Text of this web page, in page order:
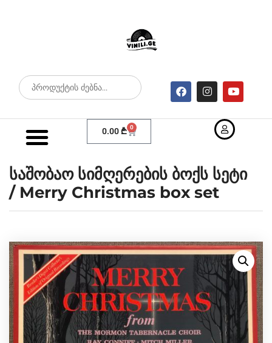
0.00₾ 0
საშობაო სიმღერების ბოქს სეტი
/ Merry Christmas box set